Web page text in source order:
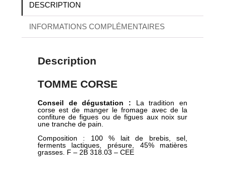
DESCRIPTION
INFORMATIONS COMPLÉMENTAIRES
Description
TOMME CORSE
Conseil de dégustation : La tradition en
corse est de manger le fromage avec de la
confiture de figues ou de figues aux noix sur
une tranche de pain.
Composition : 100 % lait de brebis, sel,
ferments lactiques, présure, 45% matières
grasses. F – 2B 318.03 – CEE